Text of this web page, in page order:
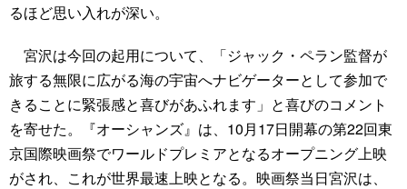
るほど思い入れが深い。
宮沢は今回の起用について、「ジャック・ペラン監督が
旅する無限に広がる海の宇宙へナビゲーターとして参加で
きることに緊張感と喜びがあふれます」と喜びのコメント
を寄せた。『オーシャンズ』は、10月17日開幕の第22回東
京国際映画祭でワールドプレミアとなるオープニング上映
がされ、これが世界最速上映となる。映画祭当日宮沢は、